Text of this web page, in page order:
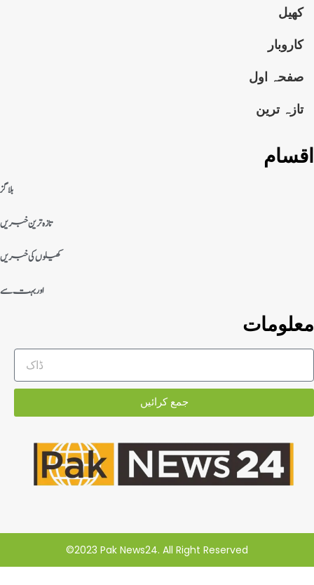
معلومات
جمع کرائیں
اقسام
بلاگز
تازہ ترین خبریں
کھیلوں کی خبریں
اور بہت سے
کھیل
کاروبار
صفحہ اول
تازہ ترین
©2023 Pak News24. All Right Reserved